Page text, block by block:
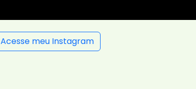
Acesse meu Instagram